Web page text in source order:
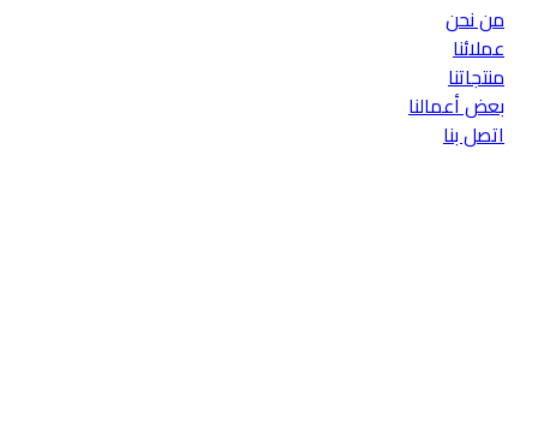
من نحن
عملائنا
منتجاتنا
بعض أعمالنا
اتصل بنا